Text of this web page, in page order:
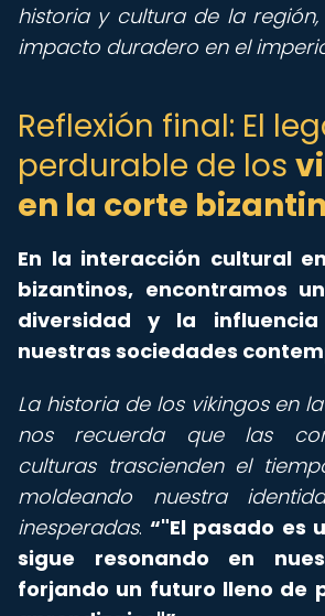
historia y cultura de la
impacto duradero en el
Reflexión final: El
perdurable de los
en la corte
En la interacción cultural
bizantinos, encontramos
diversidad y la
nuestras sociedades
La historia de los vikingos en
nos recuerda que las
culturas trascienden el
moldeando nuestra
inesperadas. "El pasado es
sigue resonando en
forjando un futuro lleno de